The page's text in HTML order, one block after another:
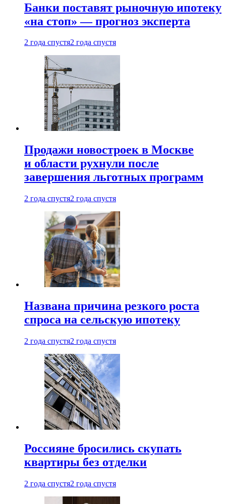
Банки поставят рыночную ипотеку
«на стоп» — прогноз эксперта
2 года спустя2 года спустя
Продажи новостроек в Москве
и области рухнули после
завершения льготных программ
2 года спустя2 года спустя
Названа причина резкого роста
спроса на сельскую ипотеку
2 года спустя2 года спустя
Россияне бросились скупать
квартиры без отделки
2 года спустя2 года спустя